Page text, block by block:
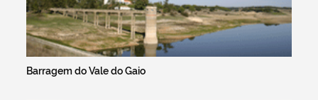
Barragem do Vale do Gaio